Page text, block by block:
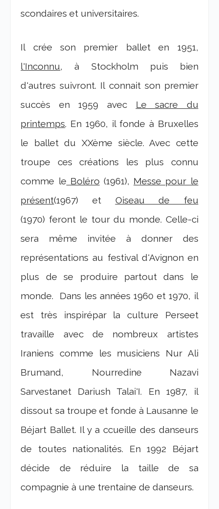
scondaires et universitaires.
Il crée son premier ballet en 1951,
l'Inconnu, à Stockholm puis bien
d'autres suivront. Il connait son premier
succès en 1959 avec Le sacre du
printemps. En 1960, il fonde à Bruxelles
le ballet du XXème siècle. Avec cette
troupe ces créations les plus connu
comme le Boléro (1961), Messe pour le
présent(1967) et Oiseau de feu
(1970) feront le tour du monde. Celle-ci
sera même invitée à donner des
représentations au festival d'Avignon en
plus de se produire partout dans le
monde. Dans les années 1960 et 1970, il
est très inspirépar la culture Perseet
travaille avec de nombreux artistes
Iraniens comme les musiciens Nur Ali
Brumand, Nourredine Nazavi
Sarvestanet Dariush Talai'I. En 1987, il
dissout sa troupe et fonde à Lausanne le
Béjart Ballet. Il y a ccueille des danseurs
de toutes nationalités. En 1992 Béjart
décide de réduire la taille de sa
compagnie à une trentaine de danseurs.